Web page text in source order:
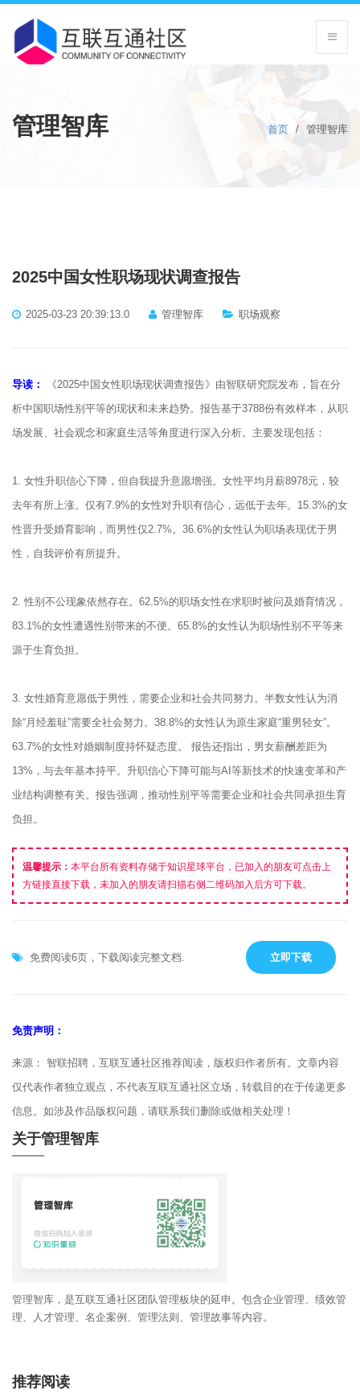
管理智库 首页 / 管理智库
2025中国女性职场现状调查报告
2025-03-23 20:39:13.0 管理智库 职场观察
导读：
《2025中国女性职场现状调查报告》由智联研究院发布，旨在分
析中国职场性别平等的现状和未来趋势。报告基于3788份有效样本，从职
场发展、社会观念和家庭生活等角度进行深入分析。主要发现包括：
1. 女性升职信心下降，但自我提升意愿增强。女性平均月薪8978元，较
去年有所上涨。仅有7.9%的女性对升职有信心，远低于去年。15.3%的女
性晋升受婚育影响，而男性仅2.7%。36.6%的女性认为职场表现优于男
性，自我评价有所提升。
2. 性别不公现象依然存在。62.5%的职场女性在求职时被问及婚育情况，
83.1%的女性遭遇性别带来的不便。65.8%的女性认为职场性别不平等来
源于生育负担。
3. 女性婚育意愿低于男性，需要企业和社会共同努力。半数女性认为消
除“月经羞耻”需要全社会努力。38.8%的女性认为原生家庭“重男轻女”。
63.7%的女性对婚姻制度持怀疑态度。 报告还指出，男女薪酬差距为
13%，与去年基本持平。升职信心下降可能与AI等新技术的快速变革和产
业结构调整有关。报告强调，推动性别平等需要企业和社会共同承担生育
负担。
温馨提示： 本平台所有资料存储于知识星球平台，已加入的朋友可点击上
方链接直接下载，未加入的朋友请扫描右侧二维码加入后方可下载。
免费阅读6页，下载阅读完整文档. 立即下载
免责声明：
来源： 智联招聘，互联互通社区推荐阅读，版权归作者所有。文章内容
仅代表作者独立观点，不代表互联互通社区立场，转载目的在于传递更多
信息。如涉及作品版权问题，请联系我们删除或做相关处理！
关于管理智库
管理智库，是互联互通社区团队管理板块的延申。包含企业管理、绩效管
理、人才管理、名企案例、管理法则、管理故事等内容。
推荐阅读